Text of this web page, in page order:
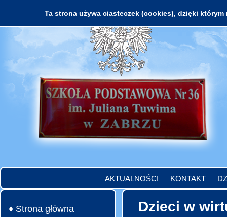
AKTUALNOŚCI KONTAKT
♦ Strona główna
Dzieci w
Ta strona używa ciasteczek (cookies), dzięki którym